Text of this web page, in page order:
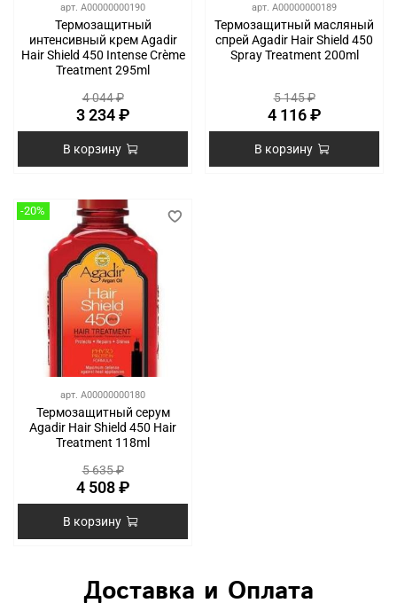
арт. A00000000190
Термозащитный
интенсивный крем Agadir
Hair Shield 450 Intense Crème
Treatment 295ml
4 044 ₽
3 234 ₽
В корзину
арт. A00000000189
Термозащитный масляный
спрей Agadir Hair Shield 450
Spray Treatment 200ml
5 145 ₽
4 116 ₽
В корзину
-20%
арт. A00000000180
Термозащитный серум
Agadir Hair Shield 450 Hair
Treatment 118ml
5 635 ₽
4 508 ₽
В корзину
Доставка и Оплата